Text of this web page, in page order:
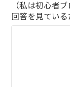
（私は初心者
回答を見ている